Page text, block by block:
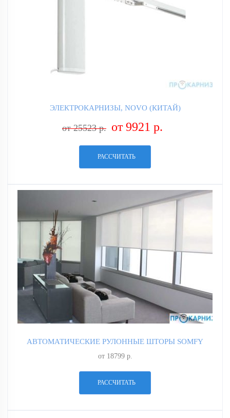
ЭЛЕКТРОКАРНИЗЫ, NOVO (КИТАЙ)
от 25523 р. от 9921 р.
РАССЧИТАТЬ
АВТОМАТИЧЕСКИЕ РУЛОННЫЕ ШТОРЫ SOMFY
от 18799 р.
РАССЧИТАТЬ